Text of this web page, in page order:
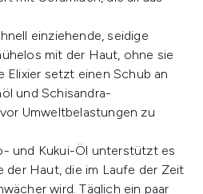
einziehende, seidige
mit der Haut, ohne sie
Elixier setzt einen Schub an
und Schisandra-
Umweltbelastungen zu
und Kukui-Öl unterstützt es
der Haut, die im Laufe der Zeit
wird. Täglich ein paar